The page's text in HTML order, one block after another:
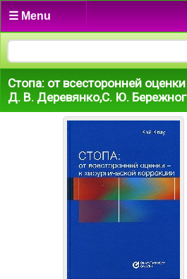
☰ Menu
Стопа: от всесторонней
Д. В. Деревянко,С. Ю.